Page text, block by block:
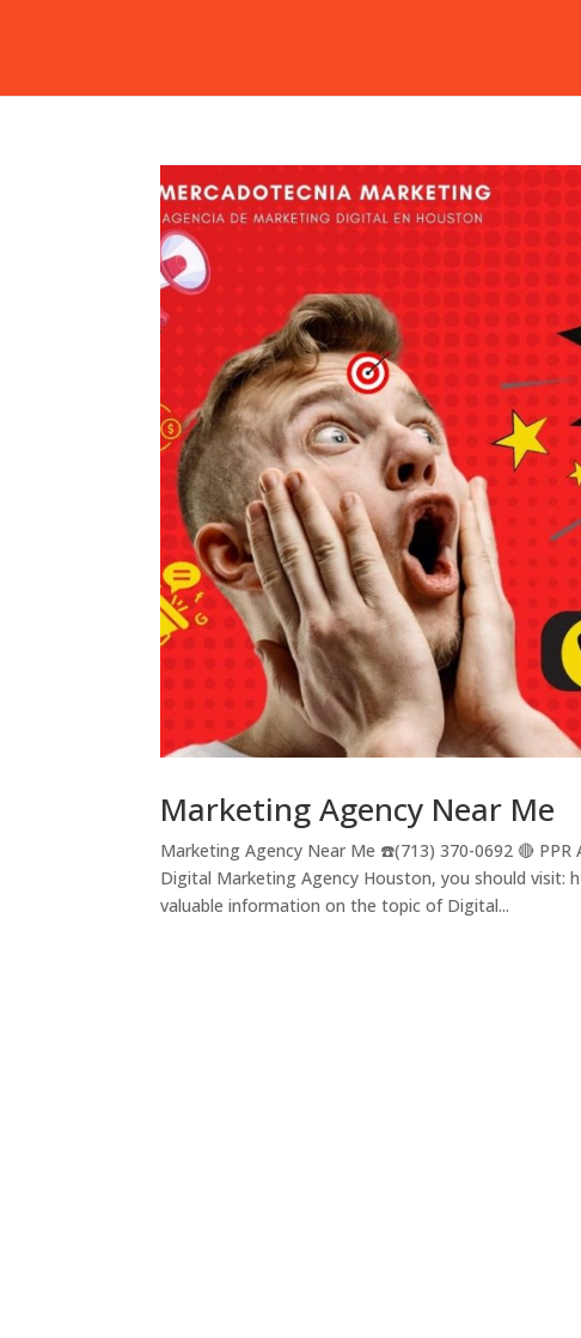
Marketing Agency Near Me
Marketing Agency Near Me ☎️(713) 370-0692 🔴
Digital Marketing Agency Houston, you should visit:
valuable information on the topic of Digital...